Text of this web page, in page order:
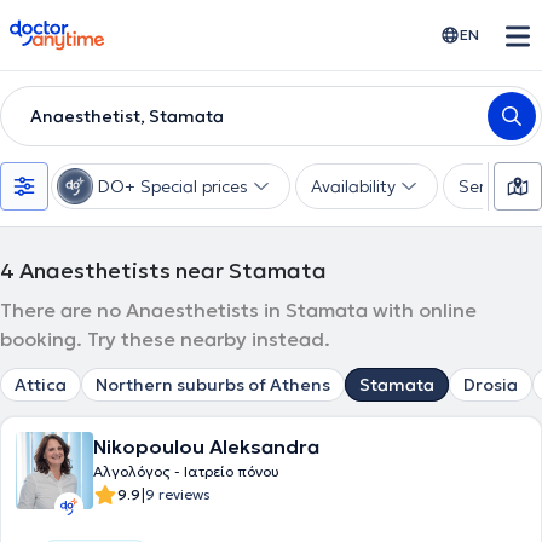
doctoranytime EN
Anaesthetist, Stamata
DO+ Special prices Availability Services
4 Anaesthetists near Stamata
There are no Anaesthetists in Stamata with online
booking. Try these nearby instead.
Attica Northern suburbs of Athens Stamata Drosia
Nikopoulou Aleksandra
Αλγολόγος - Ιατρείο πόνου
9.9|9 reviews